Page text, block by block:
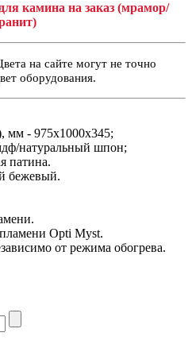
камина на заказ (мрамор/
на сайте могут не точно
оборудования.
мм - 975х1000х345;
натуральный шпон;
патина.
бежевый.
Opti Myst.
от режима обогрева.